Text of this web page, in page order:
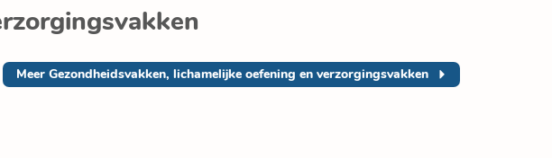
Meer Gezondheidsvakken, lichamelijke oefening en verzorgingsvakken